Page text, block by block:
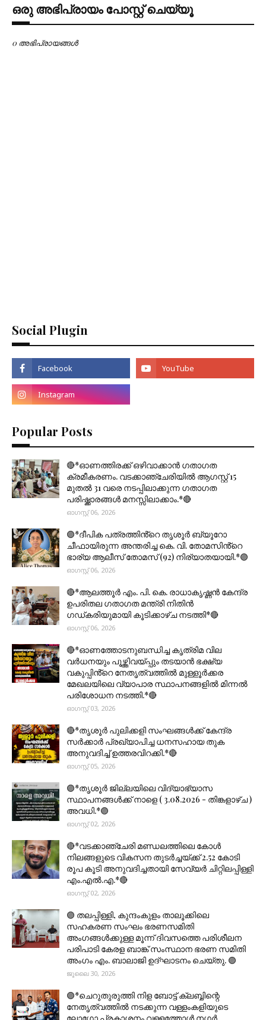
ഒരു അഭിപ്രായം പോസ്റ്റ് ചെയ്യൂ
0 അഭിപ്രായങ്ങള്‍
Social Plugin
Popular Posts
🔴*ഓണത്തിരക്ക് ഒഴിവാക്കാൻ ഗതാഗത
ക്രമീകരണം. വടക്കാഞ്ചേരിയിൽ ആഗസ്റ്റ് 15
മുതല്‍ 31 വരെ നടപ്പിലാക്കുന്ന ഗതാഗത
പരിഷ്ക്കാരങ്ങൾ മനസ്സിലാക്കാം.*🔴
ഓഗസ്റ്റ് 06, 2026
🟣*ദീപിക പത്രത്തിൻ്റെ തൃശൂർ ബ്യൂറോ
ചീഫായിരുന്ന അന്തരിച്ച കെ. വി. തോമസിൻ്റെ
ഭാര്യ ആലീസ് തോമസ് (92) നിര്യാതയായി.*🟣
ഓഗസ്റ്റ് 06, 2026
🔴*ആലത്തൂർ എം. പി. കെ. രാധാകൃഷ്ണൻ കേന്ദ്ര
ഉപരിതല ഗതാഗത മന്ത്രി നിതിൻ
ഗഡ്കരിയുമായി കൂടിക്കാഴ്ച നടത്തി*🔴
ഓഗസ്റ്റ് 06, 2026
🔴*ഓണത്തോടനുബന്ധിച്ച കൃത്രിമ വില
വർധനയും പൂഴ്ത്തിവയ്പ്പും തടയാൻ ഭക്ഷ്യ
വകുപ്പിൻ്റെ നേതൃത്വത്തിൽ മുള്ളൂർക്കര
മേഖലയിലെ വ്യാപാര സ്ഥാപനങ്ങളിൽ മിന്നൽ
പരിശോധന നടത്തി.*🔴
ഓഗസ്റ്റ് 03, 2026
🔴*തൃശൂര്‍ പുലിക്കളി സംഘങ്ങള്‍ക്ക് കേന്ദ്ര
സര്‍ക്കാര്‍ പ്രഖ്യാപിച്ച ധനസഹായ തുക
അനുവദിച്ച് ഉത്തരവിറക്കി.*🔴
ഓഗസ്റ്റ് 05, 2026
🟣*തൃശൂര്‍ ജില്ലയിലെ വിദ്യാഭ്യാസ
സ്ഥാപനങ്ങൾക്ക് നാളെ ( 3.08.2026 - തിങ്കളാഴ്ച )
അവധി.*🟣
ഓഗസ്റ്റ് 02, 2026
🔴*വടക്കാഞ്ചേരി മണ്ഡലത്തിലെ കോൾ
നിലങ്ങളുടെ വികസന തുടർച്ചയ്ക്ക് 2.52 കോടി
രൂപ കൂടി അനുവദിച്ചതായി സേവ്യർ ചിറ്റിലപ്പിള്ളി
എം.എൽ.എ.*🔴
ഓഗസ്റ്റ് 02, 2026
🟣 തലപ്പിള്ളി, കുന്ദംകുളം താലൂക്കിലെ
സഹകരണ സംഘം ഭരണസമിതി
അംഗങ്ങൾക്കുള്ള മൂന്ന് ദിവസത്തെ പരിശീലന
പരിപാടി കേരള ബാങ്ക് സംസ്ഥാന ഭരണ സമിതി
അംഗം എം. ബാലാജി ഉദ്ഘാടനം ചെയ്തു. 🟣
ജൂലൈ 30, 2026
🟣*ചെറുതുരുത്തി നിള ബോട്ട് ക്ലബ്ബിന്റെ
നേതൃത്വത്തിൽ നടക്കുന്ന വള്ളംകളിയുടെ